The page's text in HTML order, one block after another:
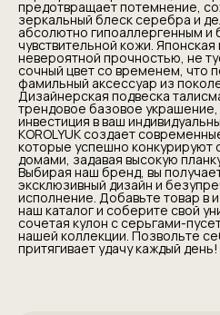
предотвращает потемнение,
зеркальный блеск серебра и
абсолютно гипоаллергенным и
чувствительной кожи.
невероятной прочностью, не
сочный цвет со временем, что
фамильный аксессуар из
Дизайнерская подвеска
трендовое базовое
инвестиция в ваш
KOROLYUK создает
которые успешно
домами, задавая высокую
Выбирая наш бренд, вы
эксклюзивный дизайн и
исполнение. Добавьте товар в
наш каталог и соберите свой
сочетая кулон с серьгами-
нашей коллекции. Позвольте
притягивает удачу каждый день!